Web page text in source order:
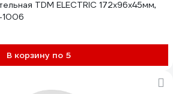
TDM ELECTRIC 172х96х45мм,
1006
В корзину по 5